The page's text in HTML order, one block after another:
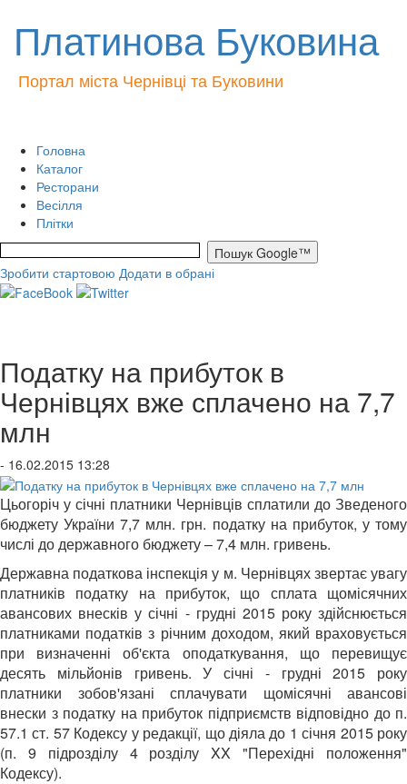
Платинова Буковина
Портал міста Чернівці та Буковини
Головна
Каталог
Ресторани
Весілля
Плітки
Зробити стартовою Додати в обрані
Податку на прибуток в
Чернівцях вже сплачено на 7,7
млн
- 16.02.2015 13:28
Цьогоріч у січні платники Чернівців сплатили до Зведеного
бюджету України 7,7 млн. грн. податку на прибуток, у тому
числі до державного бюджету – 7,4 млн. гривень.
Державна податкова інспекція у м. Чернівцях звертає увагу
платників податку на прибуток, що сплата щомісячних
авансових внесків у січні - грудні 2015 року здійснюється
платниками податків з річним доходом, який враховується
при визначенні об'єкта оподаткування, що перевищує
десять мільйонів гривень. У січні - грудні 2015 року
платники зобов'язані сплачувати щомісячні авансові
внески з податку на прибуток підприємств відповідно до п.
57.1 ст. 57 Кодексу у редакції, що діяла до 1 січня 2015 року
(п. 9 підрозділу 4 розділу XX "Перехідні положення"
Кодексу).